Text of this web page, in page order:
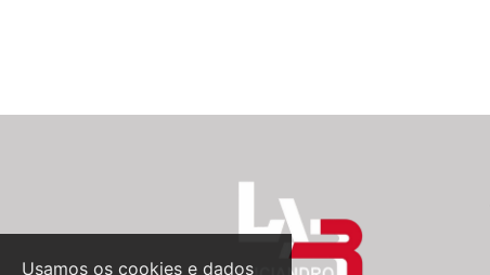
Usamos os cookies e dados